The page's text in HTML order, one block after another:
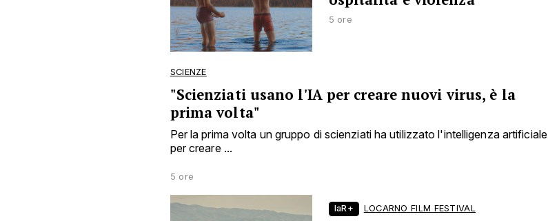
5 ore
SCIENZE
"Scienziati usano l'IA per creare nuovi virus, è la
prima volta"
Per la prima volta un gruppo di scienziati ha utilizzato l'intelligenza artificiale
per creare ...
5 ore
laR+ LOCARNO FILM FESTIVAL